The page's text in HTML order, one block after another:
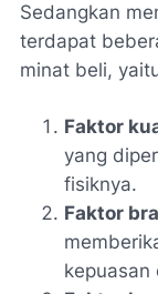
Sedangkan
terdapat
minat beli,
Faktor
yang
fisiknya.
Faktor
kepuasan